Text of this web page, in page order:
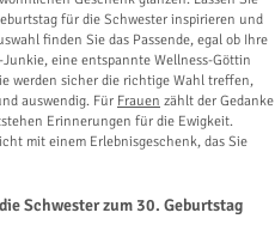
für die Schwester inspirieren und
finden Sie das Passende, egal ob Ihre
eine entspannte Wellness-Göttin
werden sicher die richtige Wahl treffen,
auswendig. Für Frauen zählt der Gedanke
Erinnerungen für die Ewigkeit.
mit einem Erlebnisgeschenk, das Sie
Schwester zum 30. Geburtstag